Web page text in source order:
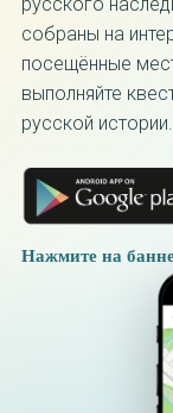
русского
собраны на
посещённые
выполняйте
русской истории.
Нажмите на